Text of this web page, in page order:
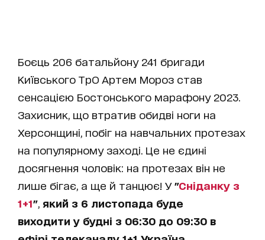
Боєць 206 батальйону 241 бригади
Київського ТрО Артем Мороз став
сенсацією Бостонського марафону 2023.
Захисник, що втратив обидві ноги на
Херсонщині, побіг на навчальних протезах
на популярному заході. Це не єдині
досягнення чоловік: на протезах він не
лише бігає, а ще й танцює! У "Сніданку з
1+1" який з 6 листопада буде
виходити у будні з 06:30 до 09:30 в